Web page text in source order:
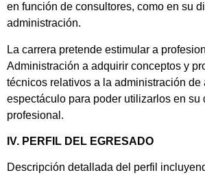
en función de consultores, como en su
administración.
La carrera pretende estimular a
Administración a adquirir conceptos y
técnicos relativos a la administración de
espectáculo para poder utilizarlos en su
profesional.
IV. PERFIL DEL EGRESADO
Descripción detallada del perfil